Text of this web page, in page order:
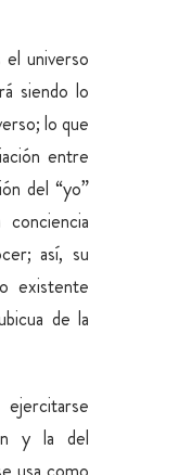
universo
siendo lo
lo que
entre
del “yo”
así, su
existente
de la
y la del